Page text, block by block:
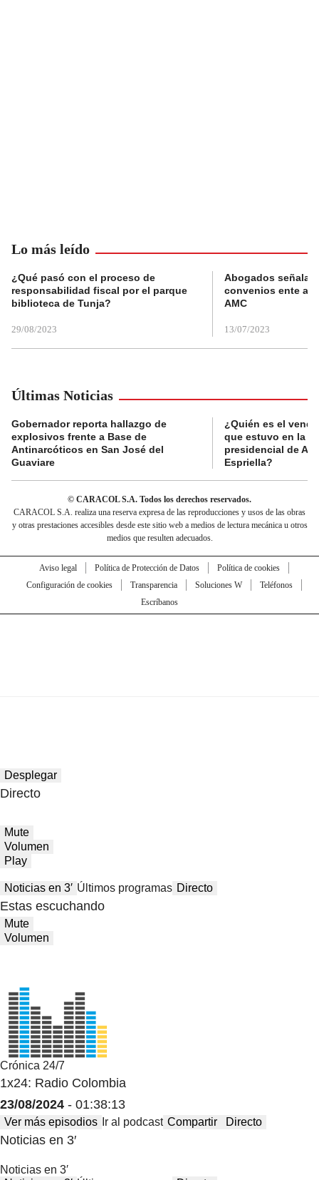
Lo más leído
¿Qué pasó con el proceso de
responsabilidad fiscal por el parque
biblioteca de Tunja?
29/08/2023
Abogados
convenios ente
AMC
13/07/2023
Últimas Noticias
Gobernador reporta hallazgo de
explosivos frente a Base de
Antinarcóticos en San José del
Guaviare
¿Quién es el
que estuvo en la
presidencial de
Espriella?
© CARACOL S.A. Todos los derechos reservados.
CARACOL S.A. realiza una reserva expresa de las reproducciones y usos de las obras
y otras prestaciones accesibles desde este sitio web a medios de lectura mecánica u otros
medios que resulten adecuados.
Aviso legal Política de Protección de Datos
Política de cookies
Configuración de cookies
Transparencia Soluciones W
Teléfonos
Escríbanos
Desplegar
Directo
Mute
Volumen
Play
Noticias en 3′ Últimos programas Directo
Estas escuchando
Mute
Volumen
Crónica 24/7
1x24: Radio Colombia
23/08/2024 - 01:38:13
Ver más episodios Ir al podcast Compartir Directo
Noticias en 3′
Noticias en 3′